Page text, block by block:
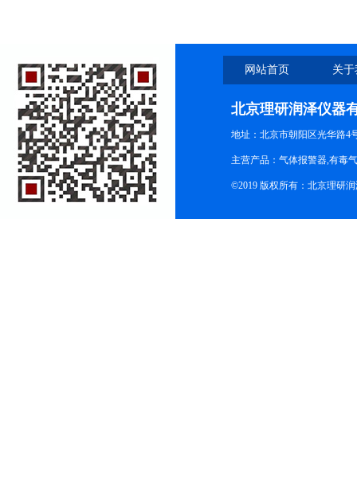
网站首页 关
北京理研润泽仪器
地址：北京市朝阳区光华路4
主营产品：气体报警器,有毒
©2019 版权所有：北京理研